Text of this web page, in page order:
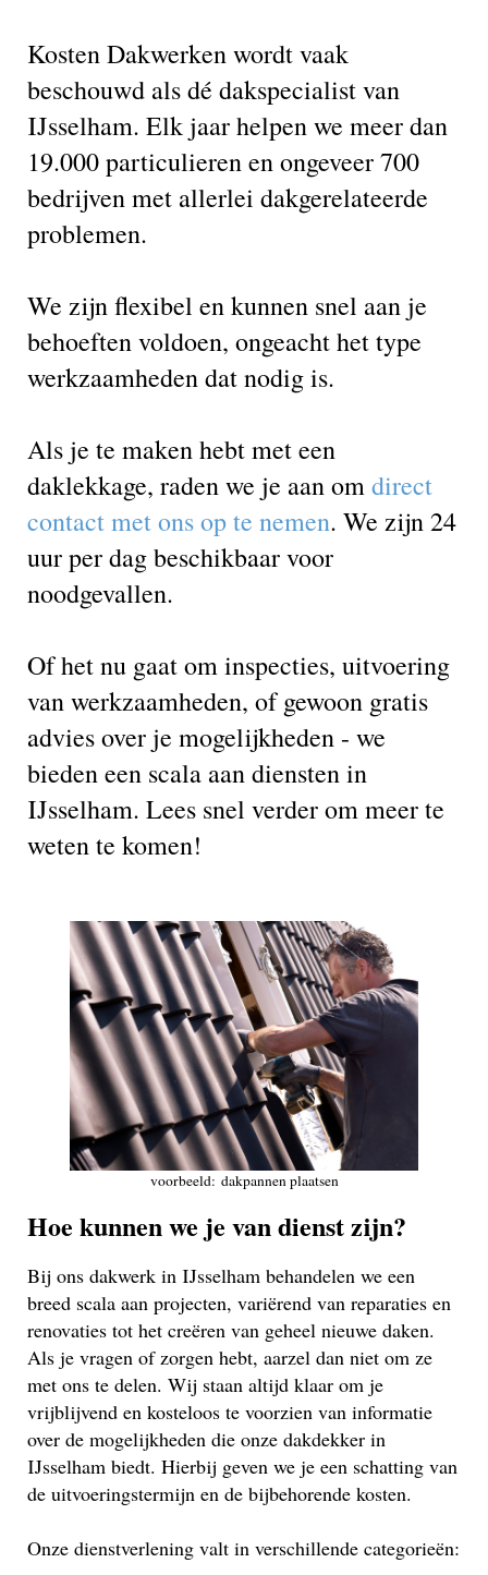
Kosten Dakwerken wordt vaak
beschouwd als dé dakspecialist van
IJsselham. Elk jaar helpen we meer dan
19.000 particulieren en ongeveer 700
bedrijven met allerlei dakgerelateerde
problemen.
We zijn flexibel en kunnen snel aan je
behoeften voldoen, ongeacht het type
werkzaamheden dat nodig is.
Als je te maken hebt met een
daklekkage, raden we je aan omdirect
contact met ons op te nemen. We zijn 24
uur per dag beschikbaar voor
noodgevallen.
Of het nu gaat om inspecties, uitvoering
van werkzaamheden, of gewoon gratis
advies over je mogelijkheden - we
bieden een scala aan diensten in
IJsselham. Lees snel verder om meer te
weten te komen!
voorbeeld: dakpannen plaatsen
Hoe kunnen we je van dienst zijn?
Bij ons dakwerk in IJsselham behandelen we een
breed scala aan projecten, variërend van reparaties en
renovaties tot het creëren van geheel nieuwe daken.
Als je vragen of zorgen hebt, aarzel dan niet om ze
met ons te delen. Wij staan altijd klaar om je
vrijblijvend en kosteloos te voorzien van informatie
over de mogelijkheden die onze dakdekker in
IJsselham biedt. Hierbij geven we je een schatting van
de uitvoeringstermijn en de bijbehorende kosten.
Onze dienstverlening valt in verschillende categorieën: